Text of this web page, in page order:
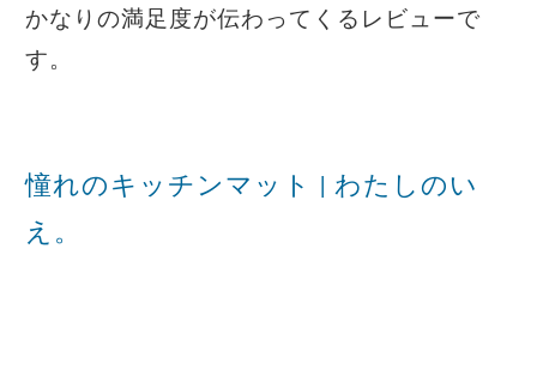
かなりの満足度が伝わってくるレビューで
す。
憧れのキッチンマット | わたしのい
え。